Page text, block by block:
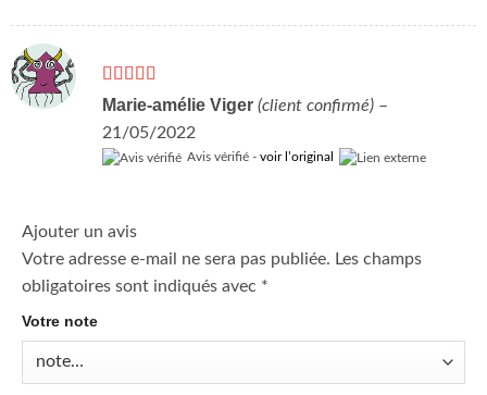
Note4
sur 5
Marie-amélie Viger (client confirmé) –
21/05/2022
Avis vérifié - voir l’original
Ajouter un avis
Votre adresse e-mail ne sera pas publiée. Les champs
obligatoires sont indiqués avec *
Votre note